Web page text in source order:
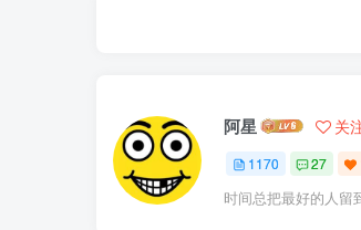
阿星 关
1170 27
时间总把最好的人留